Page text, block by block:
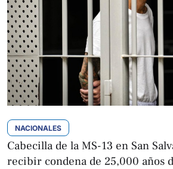
NACIONALES
Cabecilla de la MS-13 en San
recibir condena de 25,000 años